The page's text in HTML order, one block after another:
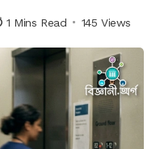
1 Mins Read 145 Views